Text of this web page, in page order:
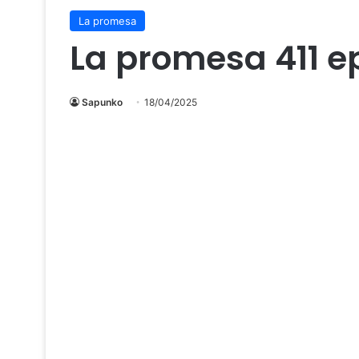
La promesa
La promesa 411
Sapunko 18/04/2025